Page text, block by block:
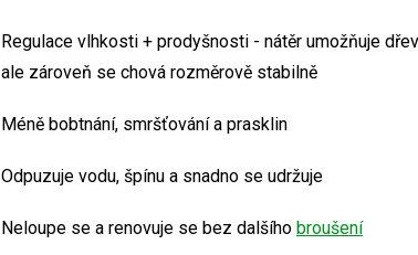
Regulace vlhkosti + prodyšnosti - nátěr umožňuje
ale zároveň se chová rozměrově stabilně
Méně bobtnání, smršťování a prasklin
Odpuzuje vodu, špínu a snadno se udržuje
Neloupe se a renovuje se bez dalšího broušení